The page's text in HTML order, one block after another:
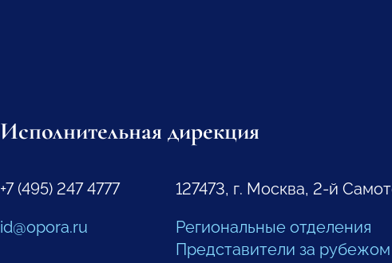
Исполнительная дирекция
+7 (495) 247 4777
id@opora.ru
127473, г. Москва, 2-й
Региональные отделения
Представители за рубежом